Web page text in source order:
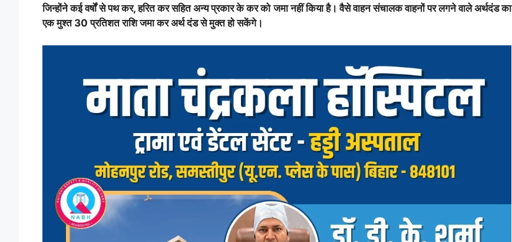
जिन्होंने कई वर्षों से पथ कर, हरित कर सहित अन्य प्रकार के कर को जमा नहीं किया है। वैसे वाहन संचालक वाहनों पर लगने वाले अर्थदंड का
एक मुश्त 30 प्रतिशत राशि जमा कर अर्थ दंड से मुक्त हो सकेंगे।